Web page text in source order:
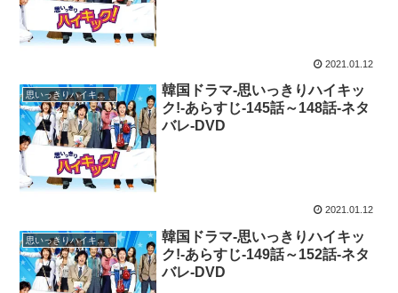
2021.01.12
思いっきりハイキック！
韓国ドラマ-思いっきりハイキッ
ク!-あらすじ-145話～148話-ネタ
バレ-DVD
2021.01.12
思いっきりハイキック！
韓国ドラマ-思いっきりハイキッ
ク!-あらすじ-149話～152話-ネタ
バレ-DVD